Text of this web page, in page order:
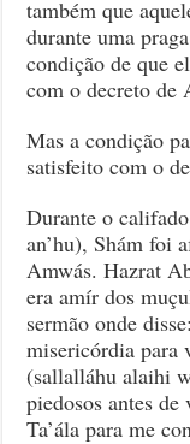
também que
durante uma
condição de que
com o decreto de
Mas a condição
satisfeito com o
Durante o
an’hu), Shám foi
Amwás. Hazrat
era amír dos
sermão onde
misericórdia para
(sallalláhu alaihi
piedosos antes
Ta’ála para me